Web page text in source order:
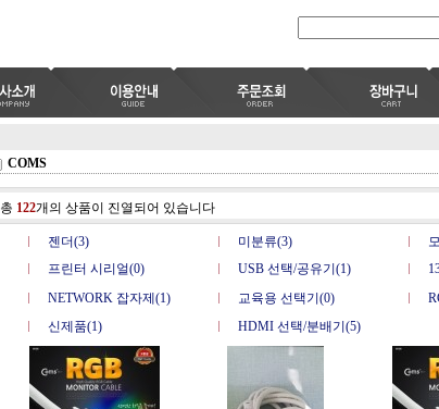
COMS
총 122개의 상품이 진열되어 있습니다
젠더(3) 미분류(3)
프린터 시리얼(0)
USB 선택/공유기(1)
NETWORK 잡자제(1)
교육용 선택기(0)
신제품(1)
HDMI 선택/분배기(5)